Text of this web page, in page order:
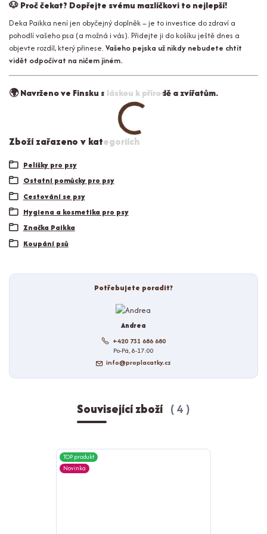
🐶Proč čekat? Dopřejte svému mazlíčkovi to nejlepší!
Deka Paikka není jen obyčejný doplněk – je to investice do zdraví a
pohodlí vašeho psa (a možná i vás). Přidejte ji do košíku ještě dnes a
objevte rozdíl, který přinese. Vašeho pejska už nikdy nebudete chtít
vidět odpočívat na ničem jiném.
🌍Navrženo ve Finsku s láskou k přírodě a zvířatům.
Zboží zařazeno v kategoriích
Pelíšky pro psy
Ostatní pomůcky pro psy
Cestování se psy
Hygiena a kosmetika pro psy
Značka Paikka
Koupání psů
Potřebujete poradit?
Andrea
+420 731 686 680
Po-Pá, 8-17:00
info@proplacatky.cz
Související zboží 4
TOP produkt
Novinka